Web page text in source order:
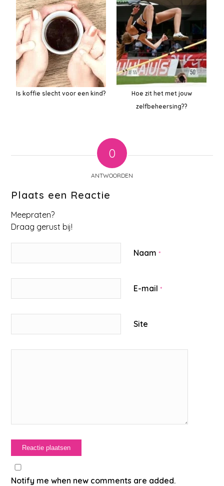
Is koffie slecht voor een kind?
Hoe zit het met jouw
zelfbeheersing??
0
ANTWOORDEN
Plaats een Reactie
Meepraten?
Draag gerust bij!
Naam*
E-mail*
Site
Notify me when new comments are added.